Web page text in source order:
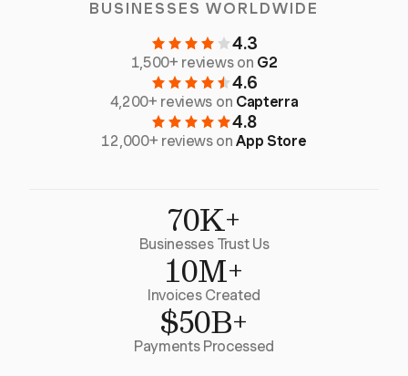
BUSINESSES WORLDWIDE
4.3
1,500+ reviews on G2
4.6
4,200+ reviews on Capterra
4.8
12,000+ reviews onApp Store
70K+
Businesses Trust Us
10M+
Invoices Created
$50B+
Payments Processed